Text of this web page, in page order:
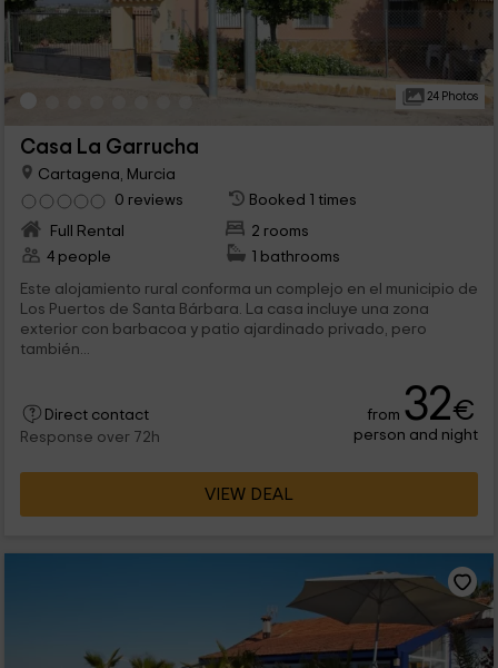
24 Photos
Casa La Garrucha
Cartagena, Murcia
0 reviews
Booked 1 times
Full Rental
2 rooms
4 people
1 bathrooms
Este alojamiento rural conforma un complejo en el municipio de
Los Puertos de Santa Bárbara. La casa incluye una zona
exterior con barbacoa y patio ajardinado privado, pero
también...
Direct contact
Response over 72h
from 32€
person and night
VIEW DEAL